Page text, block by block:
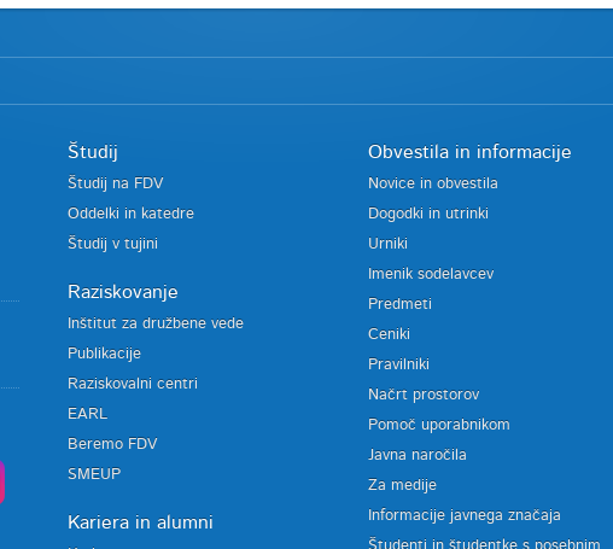
Študij
Študij na FDV
Oddelki in katedre
Študij v tujini
Raziskovanje
Inštitut za družbene vede
Publikacije
Raziskovalni centri
EARL
Beremo FDV
SMEUP
Kariera in alumni
Obvestila in informacije
Novice in obvestila
Dogodki in utrinki
Urniki
Imenik sodelavcev
Predmeti
Ceniki
Pravilniki
Načrt prostorov
Pomoč uporabnikom
Javna naročila
Za medije
Informacije javnega značaja